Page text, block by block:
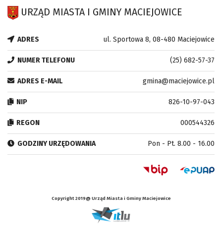
URZĄD MIASTA I GMINY MACIEJOWICE
ADRES ul. Sportowa 8, 08-480 Maciejowice
NUMER TELEFONU (25) 682-57-37
ADRES E-MAIL gmina@maciejowice.pl
NIP 826-10-97-043
REGON 000544326
GODZINY URZĘDOWANIA Pon - Pt. 8.00 - 16.00
Copyright 2019@ Urząd Miasta i Gminy Maciejowice